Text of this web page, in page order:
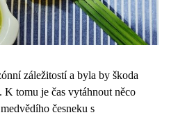
záležitostí a byla by škoda
K tomu je čas vytáhnout něco
česneku s